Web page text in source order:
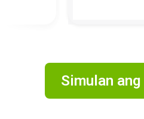
Simulan